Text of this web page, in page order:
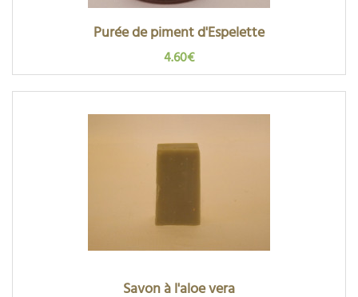
Purée de piment d'Espelette
4.60€
Savon à l'aloe vera